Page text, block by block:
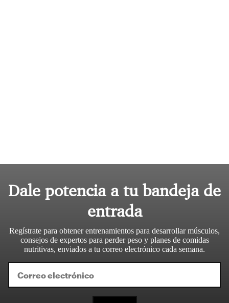
Dale potencia a tu bandeja de
entrada
Regístrate para obtener entrenamientos para desarrollar músculos,
consejos de expertos para perder peso y planes de comidas
nutritivas, enviados a tu correo electrónico cada semana.